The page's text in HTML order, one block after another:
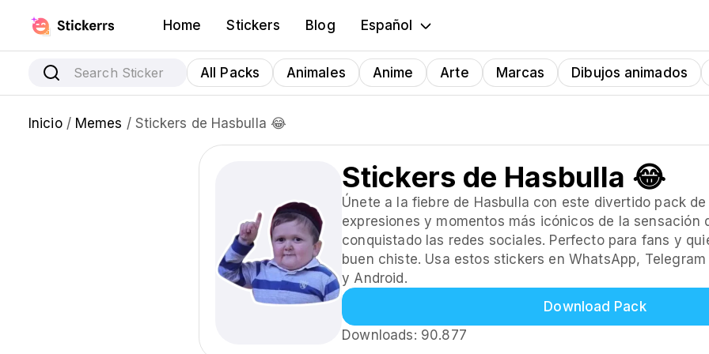
Home Stickers Blog Español
English
Português
All Packs Animales Anime Arte Marcas Dibujos animados
Inicio/ Memes / Stickers de Hasbulla 😂
Stickers de Hasbulla 😂
Únete a la fiebre de Hasbulla con este divertido pack
expresiones y momentos más icónicos de la sensación
conquistado las redes sociales. Perfecto para fans y
buen chiste. Usa estos stickers en WhatsApp,
y Android.
Download Pack
Downloads: 90.877